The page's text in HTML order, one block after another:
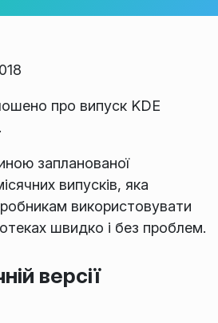
про випуск KDE
запланованої
випусків, яка
використовувати
швидко і без проблем.
версії